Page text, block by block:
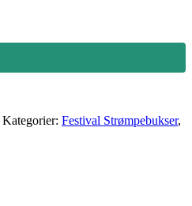
Kategorier: Festival Strømpebukser,